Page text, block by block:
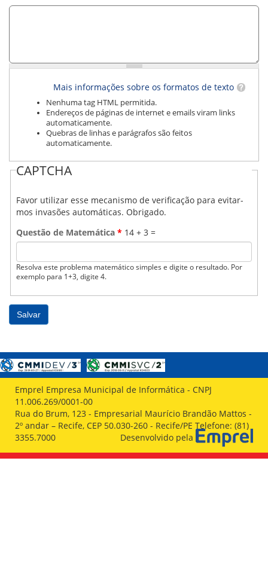
RISI - FAQ (PERGUNTAS FREQUENTES)
CATÁLOGO DE SERVIÇOS DE TIC
PARECERES TÉCNICOS
ORIENTAÇÕES
MODELO
PARECERES TÉCNICOS EMITIDOS
PUBLICAÇÕES
RESOLUÇÕES
DIVERSOS
ATAS E RESOLUÇÕES DO CONSELHO FISCAL
ATAS DO CONSADE
TERMOS
TRANSPARÊNCIA
Mais informações sobre os formatos de texto
Nenhuma tag HTML permitida.
Endereços de páginas de internet e emails viram links
automaticamente.
Quebras de linhas e parágrafos são feitos
automaticamente.
CAPTCHA
Favor utilizar esse mecanismo de verificação para evitar-
mos invasões automáticas. Obrigado.
Questão de Matemática * 14 + 3 =
Resolva este problema matemático simples e digite o resultado. Por
exemplo para 1+3, digite 4.
Emprel Empresa Municipal de Informática - CNPJ
11.006.269/0001-00
Rua do Brum, 123 - Empresarial Maurício Brandão Mattos -
2º andar – Recife, CEP 50.030-260 - Recife/PE Telefone: (81)
3355.7000
Desenvolvido pela